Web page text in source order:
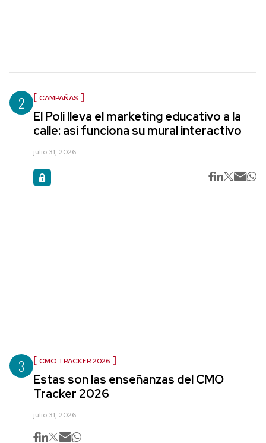
2 CAMPAÑAS
El Poli lleva el marketing educativo a la
calle: así funciona su mural interactivo
julio 31, 2026
3 CMO TRACKER 2026
Estas son las enseñanzas del CMO
Tracker 2026
julio 31, 2026